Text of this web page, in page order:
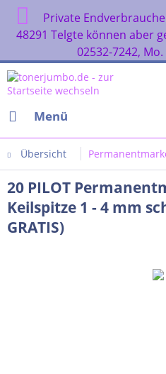
Private
48291 Telgte können aber
02532-7242,
Menü
Übersicht
20 PILOT
Keilspitze 1 - 4 mm
GRATIS)